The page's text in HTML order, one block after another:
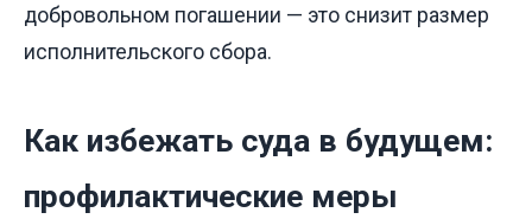
добровольном погашении — это снизит размер
исполнительского сбора.
Как избежать суда в будущем:
профилактические меры